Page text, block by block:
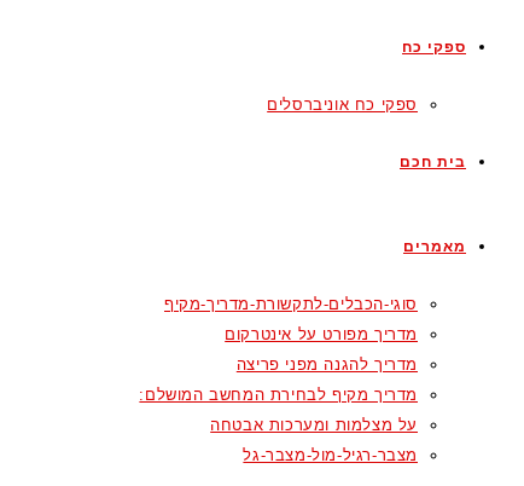
ספקי כח
ספקי כח אוניברסלים
בית חכם
מאמרים
סוגי-הכבלים-לתקשורת-מדריך-מקיף
מדריך מפורט על אינטרקום
מדריך להגנה מפני פריצה
מדריך מקיף לבחירת המחשב המושלם:
על מצלמות ומערכות אבטחה
מצבר-רגיל-מול-מצבר-גל